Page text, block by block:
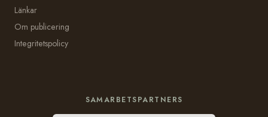
Länkar
Om publicering
Integritetspolicy
SAMARBETSPARTNERS